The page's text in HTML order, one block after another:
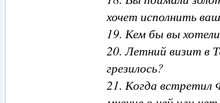
хочет исполнить
19. Кем бы вы
20. Летний визит в
грезилось?
21. Когда встретил